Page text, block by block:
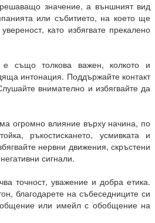
значение, а външният вид
или събитието, на което ще
като избягвате прекалено
също толкова важен, колкото и
интонация. Поддържайте контакт
внимателно и избягвайте да
огромно влияние върху начина, по
ръкостискането, усмивката и
нервни движения, скръстени
сигнали.
точност, уважение и добра етика.
благодарете на събеседниците си
или имейл с обобщение на